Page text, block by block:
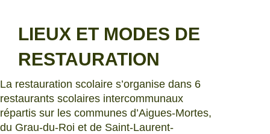
LIEUX ET MODES DE
RESTAURATION
La restauration scolaire s’organise dans 6
restaurants scolaires intercommunaux
répartis sur les communes d’Aigues-Mortes,
du Grau-du-Roi et de Saint-Laurent-